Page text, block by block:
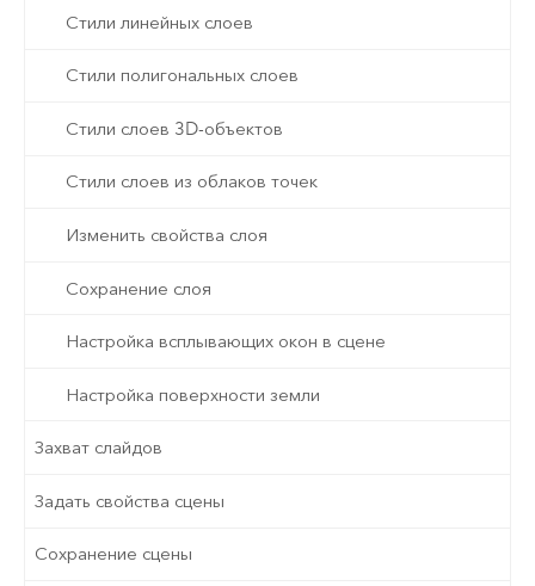
Стили линейных слоев
Стили полигональных слоев
Стили слоев 3D-объектов
Стили слоев из облаков точек
Изменить свойства слоя
Сохранение слоя
Настройка всплывающих окон в сцене
Настройка поверхности земли
Захват слайдов
Задать свойства сцены
Сохранение сцены